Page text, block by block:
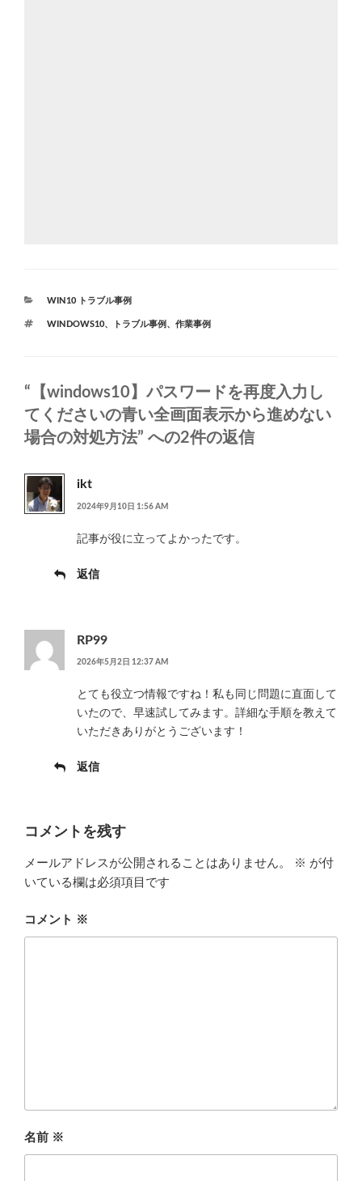
カ
ゴ
WIN10 トラブル事例
タ
WINDOWS10、 トラブル事例 、 作業事例
“【windows10】パスワードを再度入力し
てくださいの青い全画面表示から進めない
場合の対処方法” への2件の返信
ikt
2024年9月10日 1:56 AM
記事が役に立ってよかったです。
返信
RP99
2026年5月2日 12:37 AM
とても役立つ情報ですね！私も同じ問題に直面して
いたので、早速試してみます。詳細な手順を教えて
いただきありがとうございます！
返信
コメントを残す
メールアドレスが公開されることはありません。 ※ が付
いている欄は必須項目です
コメント ※
名前 ※